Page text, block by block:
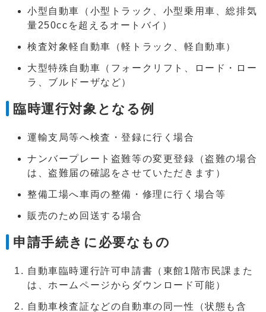
小型自動車（小型トラック、小型乗用車、総排気
量250ccを超えるオートバイ）
検査対象軽自動車（軽トラック、軽自動車）
大型特殊自動車（フォークリフト、ロード・ロー
ラ、ブルドーザなど）
臨時運行対象となる例
運輸支局等へ検査・登録に行く場合
ナンバープレート盗難等の変更登録（盗難の場合
は、盗難届の確認をさせていただきます）
整備工場へ車両の整備・修理に行く場合等
販売のため回送する場合
申請手続きに必要なもの
自動車臨時運行許可申請書（東館1階市民課また
は、ホームページからダウンロード可能）
自動車検査証などの自動車の同一性（状態も含